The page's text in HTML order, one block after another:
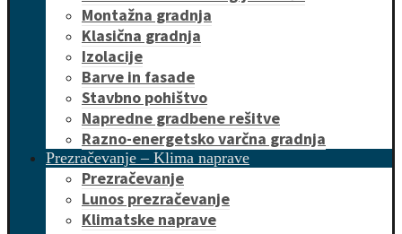
Montažna gradnja
Klasična gradnja
Izolacije
Barve in fasade
Stavbno pohištvo
Napredne gradbene rešitve
Razno-energetsko varčna gradnja
Prezračevanje – Klima naprave
Prezračevanje
Lunos prezračevanje
Klimatske naprave